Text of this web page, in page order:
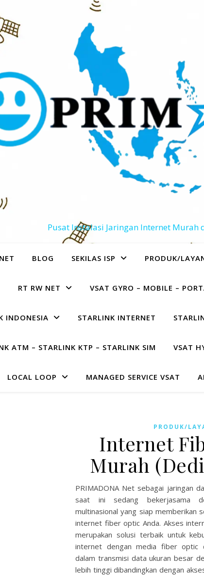
Pusat Instalasi Jaringan Internet
BLOG SEKILAS ISP PRODUK/
RT RW NET VSAT GYRO – MOBILE –
INDONESIA STARLINK INTERNET
ATM – STARLINK KTP – STARLINK SIM VSAT
LOCAL LOOP MANAGED SERVICE VSAT
PRODUK/
Internet
Murah
PRIMADONA Net sebagai jaringan
saat ini sedang bekerjasama
multinasional yang siap memberikan
internet fiber optic Anda. Akses
merupakan solusi terbaik untuk
internet dengan media fiber optic
dalam transmisi data ukuran besar
lebih tinggi dibandingkan dengan